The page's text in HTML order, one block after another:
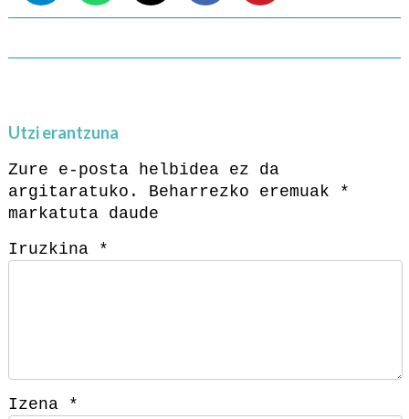
Utzi erantzuna
Zure e-posta helbidea ez da
argitaratuko.
Beharrezko eremuak
*
markatuta daude
Iruzkina
*
Izena *